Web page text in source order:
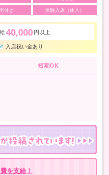
付き 体験入店（体入）
40,000 円以上
入店祝い金あり
短期OK
を支給！